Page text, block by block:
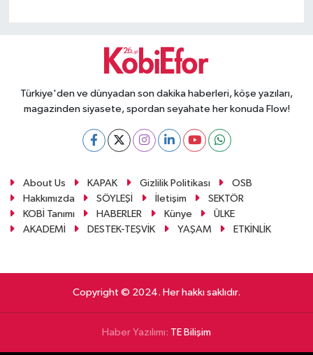
Türkiye'den ve dünyadan son dakika haberleri, köşe yazıları,
magazinden siyasete, spordan seyahate her konuda Flow!
About Us KAPAK Gizlilik Politikası
OSB
Hakkımızda
SÖYLEŞİ İletişim
SEKTÖR
KOBİ Tanımı
HABERLER Künye
ÜLKE
AKADEMİ
DESTEK-TEŞVİK YAŞAM ETKİNLİK
Copyright © 2024. Her hakkı saklıdır.
Haber Yazılımı: TE Bilişim